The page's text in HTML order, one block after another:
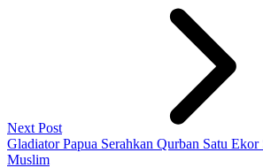
Next Post
Gladiator Papua Serahkan Qurban Satu
Muslim